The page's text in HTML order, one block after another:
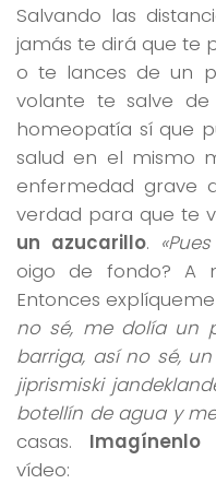
Salvando las
jamás te dirá que te
o te lances de un
volante te salve
homeopatía sí que
salud en el mismo
enfermedad grave
verdad para que te
un azucarillo.
oigo de fondo? A
Entonces
no sé, me dolía un
barriga, así no sé,
jiprismiski
botellín de agua y
casas. Imagínenlo
vídeo: